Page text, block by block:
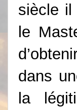
siècle il
le
dans
la